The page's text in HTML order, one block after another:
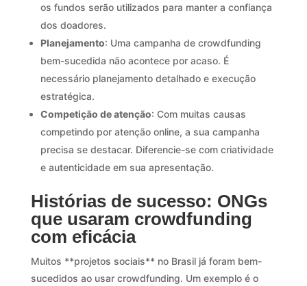
os fundos serão utilizados para manter a confiança
dos doadores.
Planejamento: Uma campanha de crowdfunding
bem-sucedida não acontece por acaso. É
necessário planejamento detalhado e execução
estratégica.
Competição de atenção: Com muitas causas
competindo por atenção online, a sua campanha
precisa se destacar. Diferencie-se com criatividade
e autenticidade em sua apresentação.
Histórias de sucesso: ONGs
que usaram crowdfunding
com eficácia
Muitos **projetos sociais** no Brasil já foram bem-
sucedidos ao usar crowdfunding. Um exemplo é o